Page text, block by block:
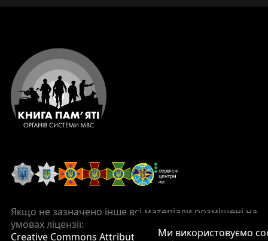
Якщо не зазначено інше всі матеріали розміщені на
умовах ліцензії:
Creative Commons Attribution 4.0 International
Ми використовуємо